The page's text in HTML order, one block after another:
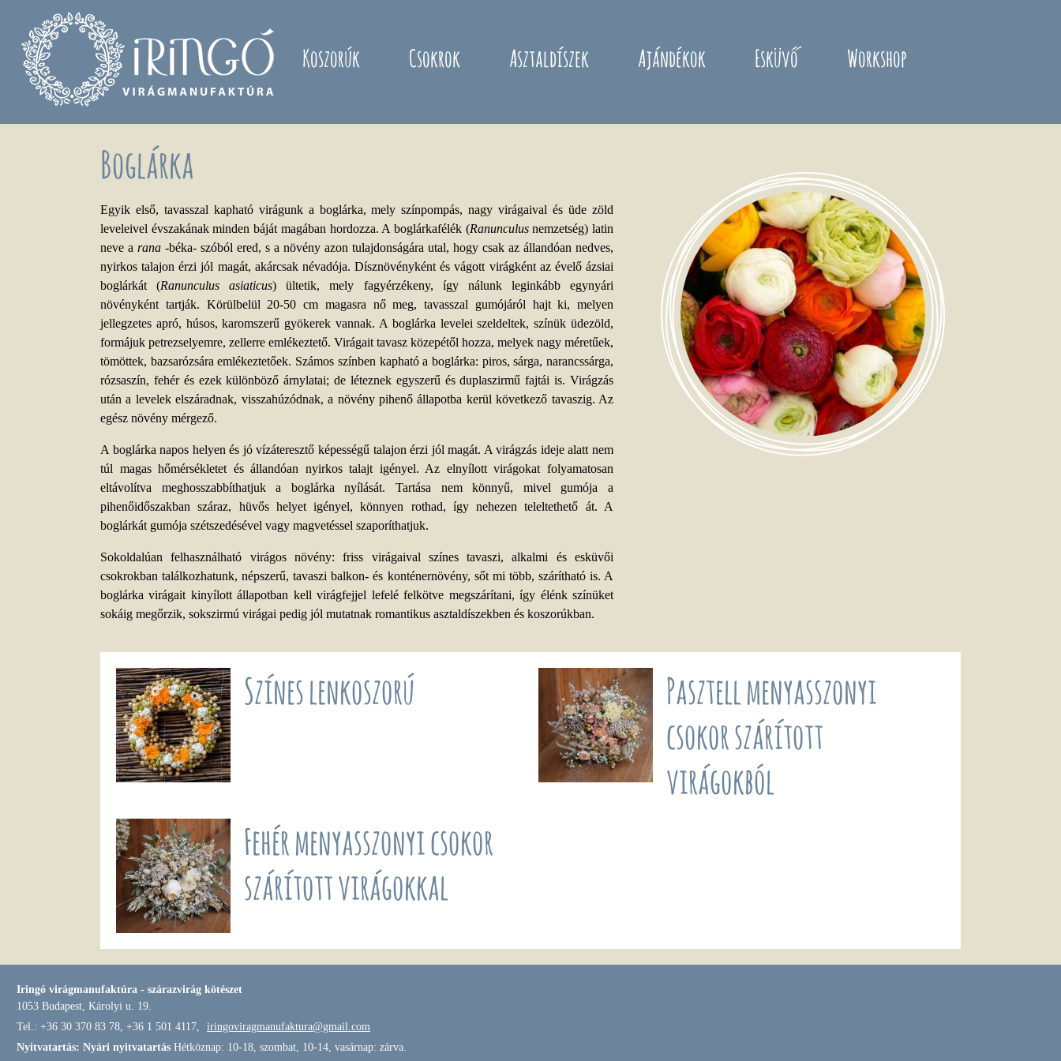
Koszorúk Csokrok Asztaldíszek Ajándékok Esküvő Workshop
Boglárka
Egyik első, tavasszal kapható virágunk a boglárka, mely színpompás, nagy virágaival és üde zöld
leveleivel évszakának minden báját magában hordozza. A boglárkafélék (Ranunculusnemzetség) latin
neve a rana -béka- szóból ered, s a növény azon tulajdonságára utal, hogy csak az állandóan nedves,
nyirkos talajon érzi jól magát, akárcsak névadója. Dísznövényként és vágott virágként az évelő ázsiai
boglárkát (Ranunculus asiaticus) ültetik, mely fagyérzékeny, így nálunk leginkább egynyári
növényként tartják. Körülbelül 20-50 cm magasra nő meg, tavasszal gumójáról hajt ki, melyen
jellegzetes apró, húsos, karomszerű gyökerek vannak. A boglárka levelei szeldeltek, színük üdezöld,
formájuk petrezselyemre, zellerre emlékeztető. Virágait tavasz közepétől hozza, melyek nagy méretűek,
tömöttek, bazsarózsára emlékeztetőek. Számos színben kapható a boglárka: piros, sárga, narancssárga,
rózsaszín, fehér és ezek különböző árnylatai; de léteznek egyszerű és duplaszirmű fajtái is. Virágzás
után a levelek elszáradnak, visszahúzódnak, a növény pihenő állapotba kerül következő tavaszig. Az
egész növény mérgező.
A boglárka napos helyen és jó vízáteresztő képességű talajon érzi jól magát. A virágzás ideje alatt nem
túl magas hőmérsékletet és állandóan nyirkos talajt igényel. Az elnyílott virágokat folyamatosan
eltávolítva meghosszabbíthatjuk a boglárka nyílását. Tartása nem könnyű, mivel gumója a
pihenőidőszakban száraz, hüvős helyet igényel, könnyen rothad, így nehezen teleltethető át. A
boglárkát gumója szétszedésével vagy magvetéssel szaporíthatjuk.
Sokoldalúan felhasználható virágos növény: friss virágaival színes tavaszi, alkalmi és esküvői
csokrokban találkozhatunk, népszerű, tavaszi balkon- és konténernövény, sőt mi több, szárítható is. A
boglárka virágait kinyílott állapotban kell virágfejjel lefelé felkötve megszárítani, így élénk színüket
sokáig megőrzik, sokszirmú virágai pedig jól mutatnak romantikus asztaldíszekben és koszorúkban.
Színes lenkoszorú
Pasztell menyasszonyi
csokor szárított
virágokból
Fehér menyasszonyi csokor
szárított virágokkal
Iringó virágmanufaktúra - szárazvirág kötészet
1053 Budapest, Károlyi u. 19.
Tel.: +36 30 370 83 78, +36 1 501 4117,
iringoviragmanufaktura@gmail.com
Nyitvatartás: Nyári nyitvatartás Hétköznap: 10-18, szombat, 10-14, vasárnap: zárva.